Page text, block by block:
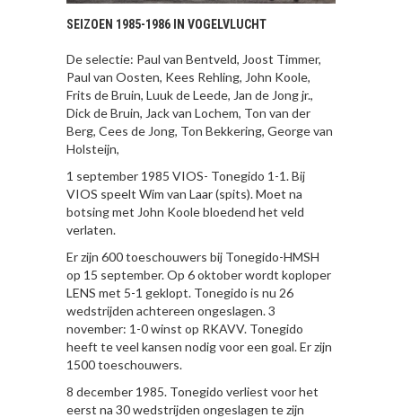
SEIZOEN 1985-1986 IN VOGELVLUCHT
De selectie: Paul van Bentveld, Joost Timmer,
Paul van Oosten, Kees Rehling, John Koole,
Frits de Bruin, Luuk de Leede, Jan de Jong jr.,
Dick de Bruin, Jack van Lochem, Ton van der
Berg, Cees de Jong, Ton Bekkering, George van
Holsteijn,
1 september 1985 VIOS- Tonegido 1-1. Bij
VIOS speelt Wim van Laar (spits). Moet na
botsing met John Koole bloedend het veld
verlaten.
Er zijn 600 toeschouwers bij Tonegido-HMSH
op 15 september. Op 6 oktober wordt koploper
LENS met 5-1 geklopt. Tonegido is nu 26
wedstrijden achtereen ongeslagen. 3
november: 1-0 winst op RKAVV. Tonegido
heeft te veel kansen nodig voor een goal. Er zijn
1500 toeschouwers.
8 december 1985. Tonegido verliest voor het
eerst na 30 wedstrijden ongeslagen te zijn